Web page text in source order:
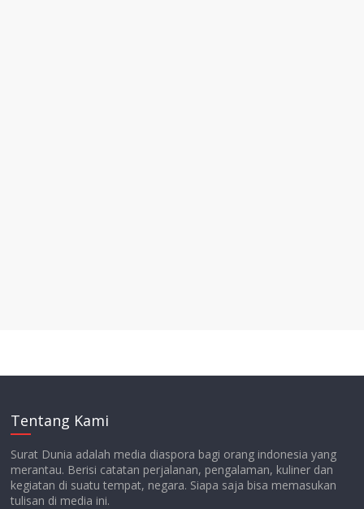
Tentang Kami
Surat Dunia adalah media diaspora bagi orang indonesia yang
merantau. Berisi catatan perjalanan, pengalaman, kuliner dan
kegiatan di suatu tempat, negara. Siapa saja bisa memasukan
tulisan di media ini.